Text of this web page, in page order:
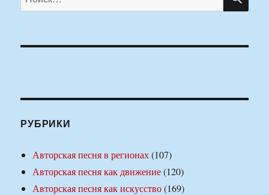
РУБРИКИ
Авторская песня в регионах(107)
Авторская песня как движение(120)
Авторская песня как искусство(169)